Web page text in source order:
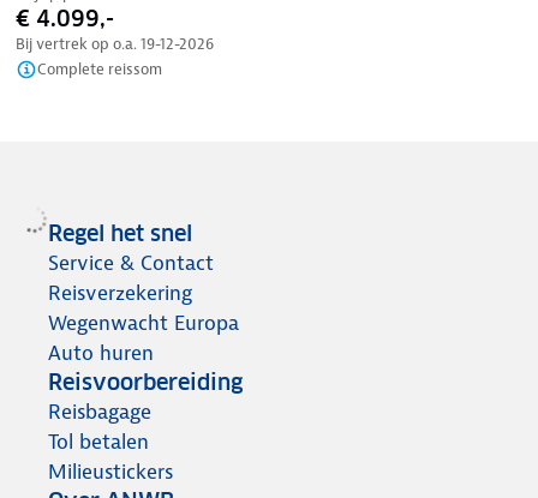
€ 4.099,-
Bij vertrek op o.a. 19-12-2026
Complete reissom
Regel het snel
Service & Contact
Reisverzekering
Wegenwacht Europa
Auto huren
Reisvoorbereiding
Reisbagage
Tol betalen
Milieustickers